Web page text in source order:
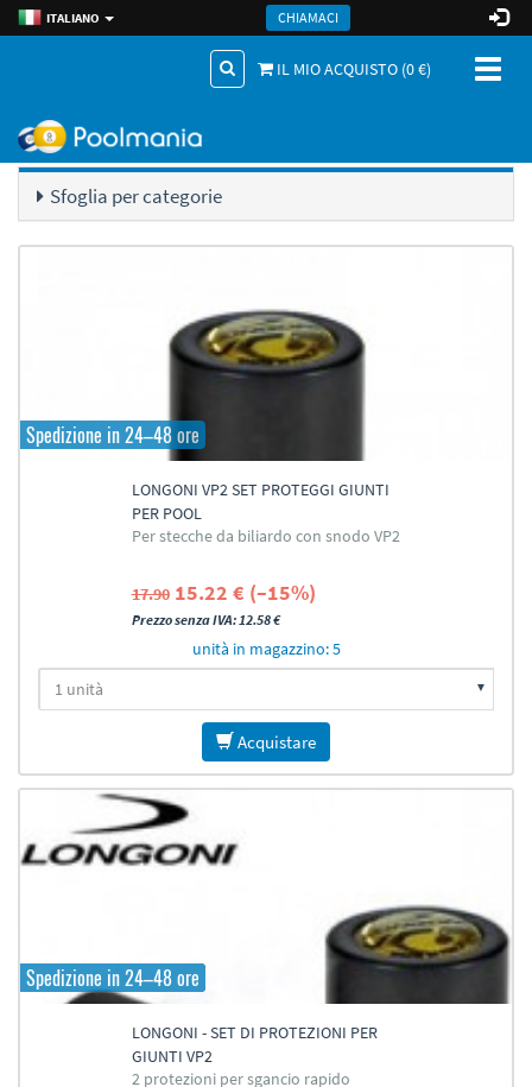
ITALIANO CHIAMACI
IL MIO ACQUISTO (0€)
Accessori Stecche
Sfoglia per categorie
Spedizione in 24–48 ore
LONGONI VP2 SET PROTEGGI GIUNTI
PER POOL
Per stecche da biliardo con snodo VP2
17.90 15.22 € (–15%)
Prezzo senza IVA: 12.58 €
unità in magazzino: 5
Acquistare
Spedizione in 24–48 ore
LONGONI - SET DI PROTEZIONI PER
GIUNTI VP2
2 protezioni per sgancio rapido